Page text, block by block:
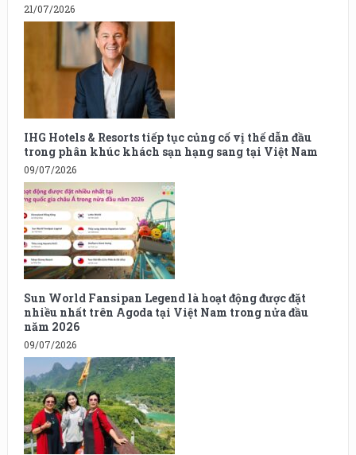
21/07/2026
IHG Hotels & Resorts tiếp tục củng cố vị thế dẫn đầu
trong phân khúc khách sạn hạng sang tại Việt Nam
09/07/2026
Sun World Fansipan Legend là hoạt động được đặt
nhiều nhất trên Agoda tại Việt Nam trong nửa đầu
năm 2026
09/07/2026